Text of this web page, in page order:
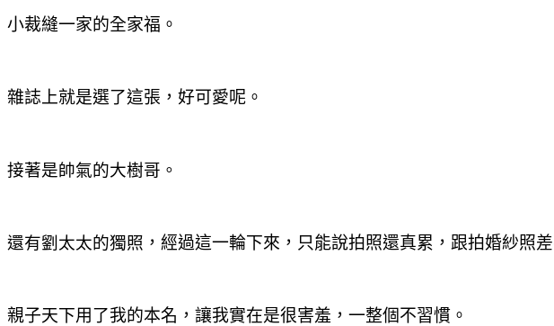
小裁縫一家的全家福。
雜誌上就是選了這張 ，好可愛呢。
接著是帥氣的大樹哥。
還有劉太太的獨照 ，經過這一輪下來 ，只能說拍照還真累 ，跟拍婚紗照
親子天下用了我的本名 ，讓我實在是很害羞 ，一整個不習慣。